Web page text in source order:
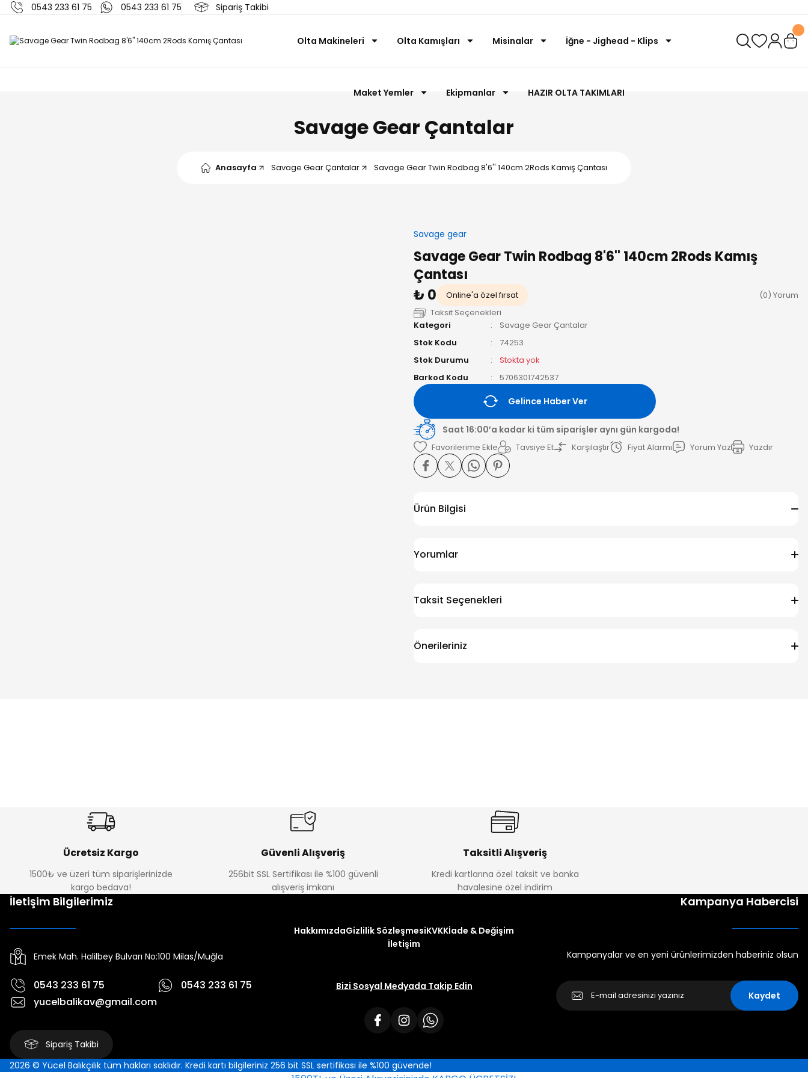
0543 233 61 75 0543 233 61 75 Sipariş Takibi
Olta Makineleri Olta Kamışları Misinalar İğne - Jighead - Klips
Maket Yemler Ekipmanlar HAZIR OLTA TAKIMLARI
Savage Gear Çantalar
Anasayfa Savage Gear Çantalar Savage Gear Twin Rodbag 8'6'' 140cm 2Rods Kamış Çantası
Savage gear
Savage Gear Twin Rodbag 8'6'' 140cm 2Rods Kamış
Çantası
₺ 0
Online'a özel fırsat
(0) Yorum
Taksit Seçenekleri
Kategori
Savage Gear Çantalar
Stok Kodu
74253
Stok Durumu
Stokta yok
Barkod Kodu
5706301742537
Gelince Haber Ver
Saat 16:00’a kadar ki tüm siparişler aynı gün kargoda!
Tavsiye Et Karşılaştır Fiyat Alarmı Yorum Yaz Yazdır
Ürün Bilgisi
Yorumlar
Taksit Seçenekleri
Önerileriniz
Ücretsiz Kargo
1500₺ ve üzeri tüm siparişlerinizde
kargo bedava!
Güvenli Alışveriş
256bit SSL Sertifikası ile %100 güvenli
alışveriş imkanı
Taksitli Alışveriş
Kredi kartlarına özel taksit ve banka
havalesine özel indirim
İletişim Bilgilerimiz
Emek Mah. Halilbey Bulvarı No:100 Milas/Muğla
0543 233 61 75
0543 233 61 75
yucelbalikav@gmail.com
Sipariş Takibi
HakkımızdaGizlilik SözleşmesiKVKKİade & Değişim
İletişim
Bizi Sosyal Medyada Takip Edin
Kampanya Habercisi
Kampanyalar ve en yeni ürünlerimizden haberiniz olsun
Kaydet
2026 © Yücel Balıkçılık tüm hakları saklıdır. Kredi kartı bilgileriniz 256 bit SSL sertifikası ile %100 güvende!